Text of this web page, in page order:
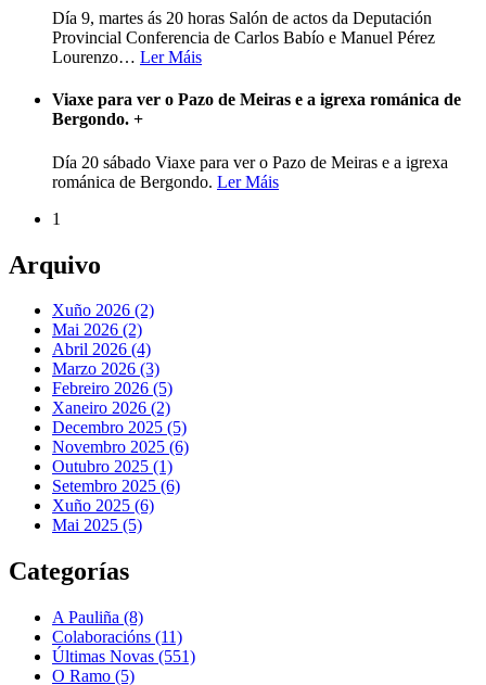
Día 9, martes ás 20 horas Salón de actos da Deputación
Provincial Conferencia de Carlos Babío e Manuel Pérez
Lourenzo… Ler Máis
Viaxe para ver o Pazo de Meiras e a igrexa románica de
Bergondo. +
Día 20 sábado Viaxe para ver o Pazo de Meiras e a igrexa
románica de Bergondo. Ler Máis
1
Arquivo
Xuño 2026 (2)
Mai 2026 (2)
Abril 2026 (4)
Marzo 2026 (3)
Febreiro 2026 (5)
Xaneiro 2026 (2)
Decembro 2025 (5)
Novembro 2025 (6)
Outubro 2025 (1)
Setembro 2025 (6)
Xuño 2025 (6)
Mai 2025 (5)
Categorías
A Pauliña (8)
Colaboracións (11)
Últimas Novas (551)
O Ramo (5)